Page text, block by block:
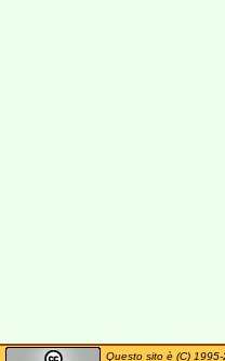
Questo sito è (C)